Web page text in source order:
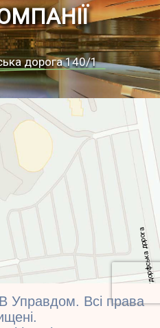
дорога 140/1
т
д
о
р
ф
с
ь
к
а
д
о
р
о
г
а
Управдом. Всі права